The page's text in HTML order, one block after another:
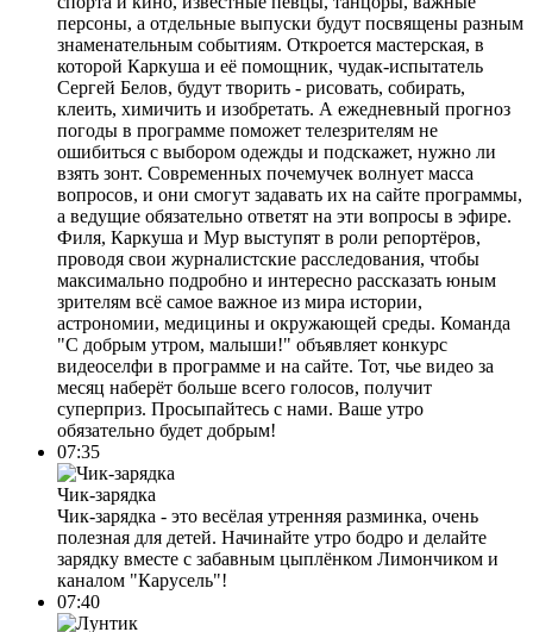
персоны, а отдельные выпуски будут посвящены разным
знаменательным событиям. Откроется мастерская, в
которой Каркуша и её помощник, чудак-испытатель
Сергей Белов, будут творить - рисовать, собирать,
клеить, химичить и изобретать. А ежедневный прогноз
погоды в программе поможет телезрителям не
ошибиться с выбором одежды и подскажет, нужно ли
взять зонт. Современных почемучек волнует масса
вопросов, и они смогут задавать их на сайте программы,
а ведущие обязательно ответят на эти вопросы в эфире.
Филя, Каркуша и Мур выступят в роли репортёров,
проводя свои журналистские расследования, чтобы
максимально подробно и интересно рассказать юным
зрителям всё самое важное из мира истории,
астрономии, медицины и окружающей среды. Команда
"С добрым утром, малыши!" объявляет конкурс
видеоселфи в программе и на сайте. Тот, чье видео за
месяц наберёт больше всего голосов, получит
суперприз. Просыпайтесь с нами. Ваше утро
обязательно будет добрым!
07:35
Чик-зарядка
Чик-зарядка - это весёлая утренняя разминка, очень
полезная для детей. Начинайте утро бодро и делайте
зарядку вместе с забавным цыплёнком Лимончиком и
каналом "Карусель"!
07:40